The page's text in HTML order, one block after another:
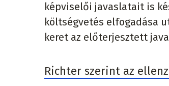
képviselői javaslatait is
költségvetés elfogadása
keret az előterjesztett
Richter szerint az